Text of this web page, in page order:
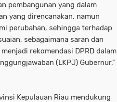
pembangunan yang dalam
yang direncanakan, namun
perubahan, sehingga terhadap
sebagaimana saran dan
rekomendasi DPRD dalam
(LKPJ) Gubernur,”
Kepulauan Riau mendukung